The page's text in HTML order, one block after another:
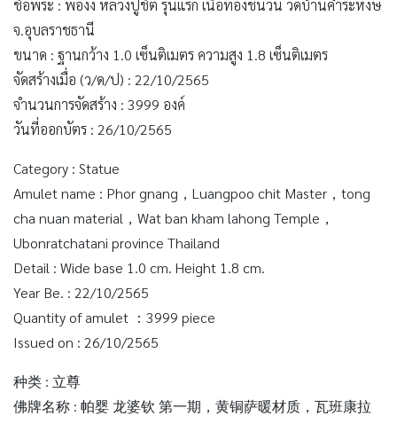
ชื่อพระ : พ่องั่ง หลวงปู่ชิต รุ่นแรก เนื้อทองชนวน วัดบ้านคำระหงษ์
จ.อุบลราชธานี
ขนาด : ฐานกว้าง 1.0 เซ็นติเมตร ความสูง 1.8 เซ็นติเมตร
จัดสร้างเมื่อ (ว/ด/ป) : 22/10/2565
จำนวนการจัดสร้าง : 3999 องค์
วันที่ออกบัตร : 26/10/2565
Category : Statue
Amulet name : Phor gnang，Luangpoo chit Master，tong
cha nuan material，Wat ban kham lahong Temple，
Ubonratchatani province Thailand
Detail : Wide base 1.0 cm. Height 1.8 cm.
Year Be. : 22/10/2565
Quantity of amulet ：3999 piece
Issued on : 26/10/2565
种类 : 立尊
佛牌名称 : 帕婴 龙婆钦 第一期，黄铜萨暖材质，瓦班康拉